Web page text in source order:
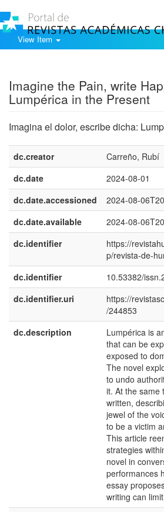
View Item
Imagine the Pain, write
Lumpérica in the Present
Imagina el dolor, escribe dicha:
dc.creator
Carreño, Rubí
dc.date
2024-08-01
dc.date.accessioned
2024-08-
dc.date.available
2024-08-
dc.identifier
https://
p/revista-de-
dc.identifier
10.53382/
dc.identifier.uri
https://
/244853
dc.description
Lumpérica is
that can be
exposed to
The novel
to undo
it. At the same
written,
jewel of the
to be a victim
This article
strategies
novel in
performances
essay
writing can